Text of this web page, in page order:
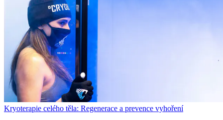
Kryoterapie celého těla: Regenerace a prevence vyhoření